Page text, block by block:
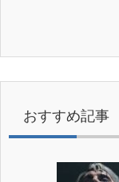
おすすめ記事